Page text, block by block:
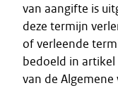
van aangifte is
deze termijn
of verleende
bedoeld in
van de